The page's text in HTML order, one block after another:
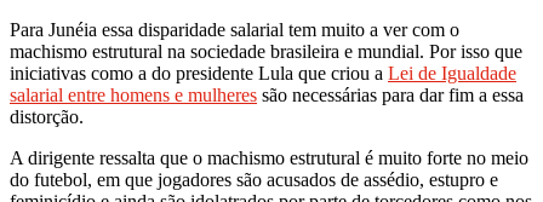
Para Junéia essa disparidade salarial tem muito a ver com o
machismo estrutural na sociedade brasileira e mundial. Por isso que
iniciativas como a do presidente Lula que criou a Lei de Igualdade
salarial entre homens e mulheres são necessárias para dar fim a essa
distorção.
A dirigente ressalta que o machismo estrutural é muito forte no meio
do futebol, em que jogadores são acusados de assédio, estupro e